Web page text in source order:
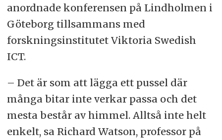
anordnade konferensen på Lindholmen i
Göteborg tillsammans med
forskningsinstitutet Viktoria Swedish
ICT.
– Det är som att lägga ett pussel där
många bitar inte verkar passa och det
mesta består av himmel. Alltså inte helt
enkelt, sa Richard Watson, professor på